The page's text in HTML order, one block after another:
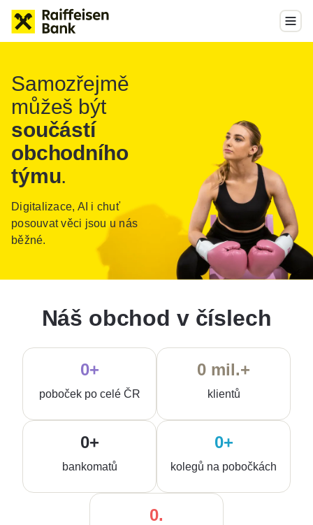
Samozřejmě
můžeš být
součástí
obchodního
týmu.
Digitalizace, AI i chuť
posouvat věci jsou u nás
běžné.
Náš obchod v číslech
0+
poboček po celé ČR
0 mil.+
klientů
0+
bankomatů
0+
kolegů na pobočkách
0.